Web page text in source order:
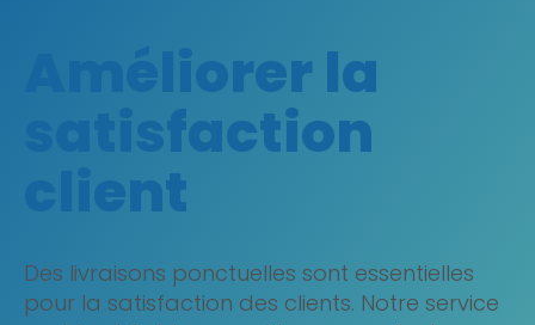
Améliorer la
satisfaction
client
Des livraisons ponctuelles sont essentielles
pour la satisfaction des clients. Notre service